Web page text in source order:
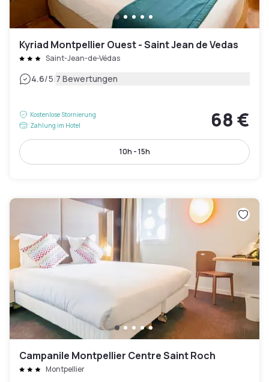
Kyriad Montpellier Ouest - Saint Jean de Vedas
Saint-Jean-de-Védas
4.6/5|7 Bewertungen
Kostenlose Stornierung
Zahlung im Hotel
68 €
10h - 15h
Campanile Montpellier Centre Saint Roch
Montpellier